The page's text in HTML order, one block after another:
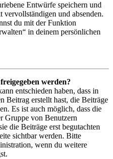
Entwürfe speichern und
vervollständigen und absenden.
du mit der Funktion
in deinem persönlichen
werden?
entschieden haben, dass in
Beitrag erstellt hast, die Beiträge
Es ist auch möglich, dass die
Gruppe von Benutzern
die Beiträge erst begutachten
sichtbar werden. Bitte
wenn du weitere